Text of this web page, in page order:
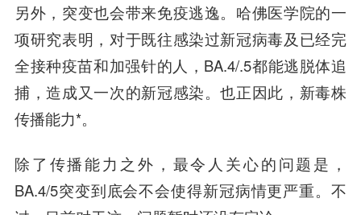
另外，突变也会带来免疫逃逸。哈佛医学院的一
项研究表明，对于既往感染过新冠病毒及已经完
全接种疫苗和加强针的人，BA.4/.5都能逃脱体追
捕，造成又一次的新冠感染。也正因此，新毒株
传播能力*。
除了传播能力之外，最令人关心的问题是，
BA.4/5突变到底会不会使得新冠病情更严重。不